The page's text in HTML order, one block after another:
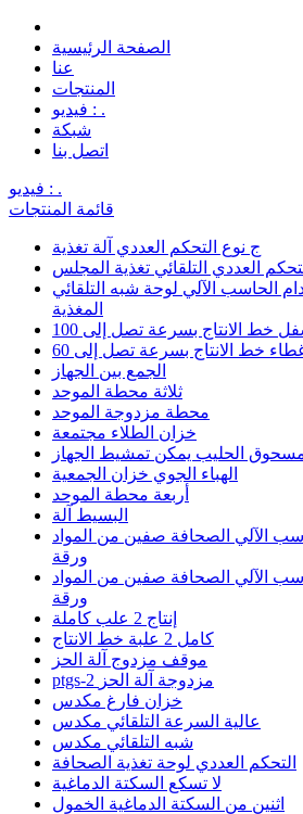
الصفحة الرئيسية
عنا
المنتجات
فيديو : .
شبكة
اتصل بنا
فيديو : .
قائمة المنتجات
ج نوع التحكم العددي آلة تغذية
العددي التلقائي تغذية المجلس
الحاسب الآلي لوحة شبه التلقائي
المغذية
الجمع بين الجهاز
ثلاثة محطة الموحد
محطة مزدوجة الموحد
خزان الطلاء مجتمعة
الحليب يمكن تمشيط الجهاز
الهباء الجوي خزان الجمعية
أربعة محطة الموحد
البسيط آلة
الآلي الصحافة صفين من المواد
ورقة
الآلي الصحافة صفين من المواد
ورقة
إنتاج 2 علب كاملة
كامل 2 علبة خط الانتاج
موقف مزدوج آلة الحز
ptgs-2 مزدوجة آلة الحز
خزان فارغ مكدس
عالية السرعة التلقائي مكدس
شبه التلقائي مكدس
التحكم العددي لوحة تغذية الصحافة
لا تسكع السكتة الدماغية
اثنين من السكتة الدماغية الخمول